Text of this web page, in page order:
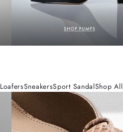
LoafersSneakersSport SandalShop All